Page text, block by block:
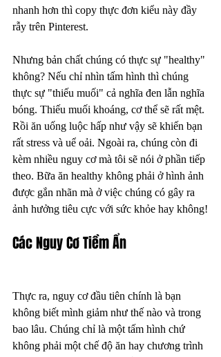
nhanh hơn thì copy thực đơn kiểu này đầy
rẫy trên Pinterest.
Nhưng bản chất chúng có thực sự "healthy"
không? Nếu chỉ nhìn tấm hình thì chúng
thực sự "thiếu muối" cả nghĩa đen lẫn nghĩa
bóng. Thiếu muối khoáng, cơ thể sẽ rất mệt.
Rồi ăn uống luộc hấp như vậy sẽ khiến bạn
rất stress và uể oải. Ngoài ra, chúng còn đi
kèm nhiều nguy cơ mà tôi sẽ nói ở phần tiếp
theo. Bữa ăn healthy không phải ở hình ảnh
được gắn nhãn mà ở việc chúng có gây ra
ảnh hưởng tiêu cực với sức khỏe hay không!
Các Nguy Cơ Tiềm Ẩn
Thực ra, nguy cơ đầu tiên chính là bạn
không biết mình giảm như thế nào và trong
bao lâu. Chúng chỉ là một tấm hình chứ
không phải một chế độ ăn hay chương trình